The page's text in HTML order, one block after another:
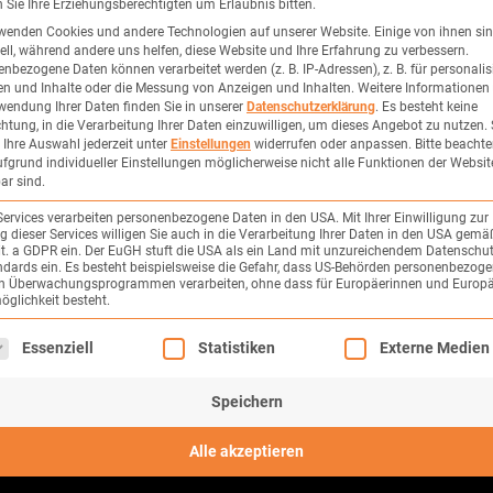
Mir bereitet es Freude, anderen
Menschen Freude zu bereiten
Sie Ihre Erziehungsberechtigten um Erlaubnis bitten.
Cookies und andere Technologien auf unserer Website. Einige von ihnen
während andere uns helfen, diese Website und Ihre Erfahrung zu verbessern.
Daten können verarbeitet werden (z. B. IP-Adressen), z. B. für
und Inhalte oder die Messung von Anzeigen und Inhalten. Weitere Informationen
Ihrer Daten finden Sie in unserer Datenschutzerklärung. Es besteht keine
in die Verarbeitung Ihrer Daten einzuwilligen, um dieses Angebot zu nutzen.
Auswahl jederzeit unter Einstellungen widerrufen oder anpassen. Bitte
individueller Einstellungen möglicherweise nicht alle Funktionen der
sind.
verarbeiten personenbezogene Daten in den USA. Mit Ihrer Einwilligung zur
dieser Services willigen Sie auch in die Verarbeitung Ihrer Daten in den USA
a GDPR ein. Der EuGH stuft die USA als ein Land mit unzureichendem
ein. Es besteht beispielsweise die Gefahr, dass US-Behörden
Überwachungsprogrammen verarbeiten, ohne dass für Europäerinnen und
besteht.
eine Liste der Service-Gruppen, für die eine Einwilligung
Essenziell Statistiken Externe Medien
Speichern
Alle akzeptieren